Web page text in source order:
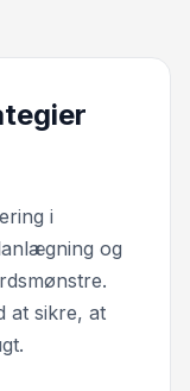
i
og
at sikre, at